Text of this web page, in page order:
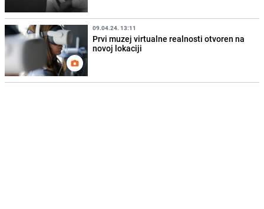
09.04.24. 13:11
Prvi muzej virtualne realnosti otvoren na
novoj lokaciji